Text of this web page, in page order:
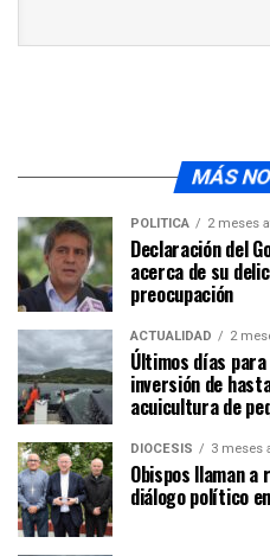
MÁS
POLÍTICA 2 meses
Declaración del
acerca de su
preocupación
ACTUALIDAD 2
Últimos días
inversión de
acuicultura de
DIÓCESIS 3 meses
Obispos llaman
diálogo político